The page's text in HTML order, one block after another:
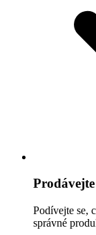
Podívejte se,
správné